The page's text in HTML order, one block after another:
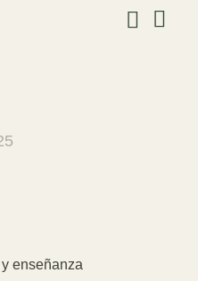
enseñanza